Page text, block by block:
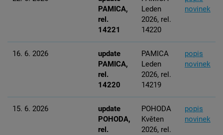
PAMICA,
rel.
14221
Leden
2026, rel.
14220
novinek
16. 6. 2026
update
PAMICA,
rel.
14220
PAMICA
Leden
2026, rel.
14219
popis
novinek
15. 6. 2026
update
POHODA,
rel.
POHODA
Květen
2026, rel.
popis
novinek